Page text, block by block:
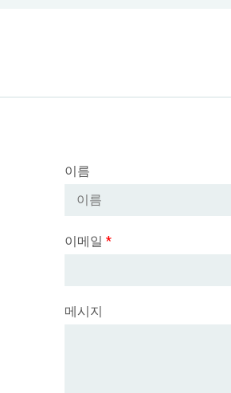
이름
이메일 *
메시지